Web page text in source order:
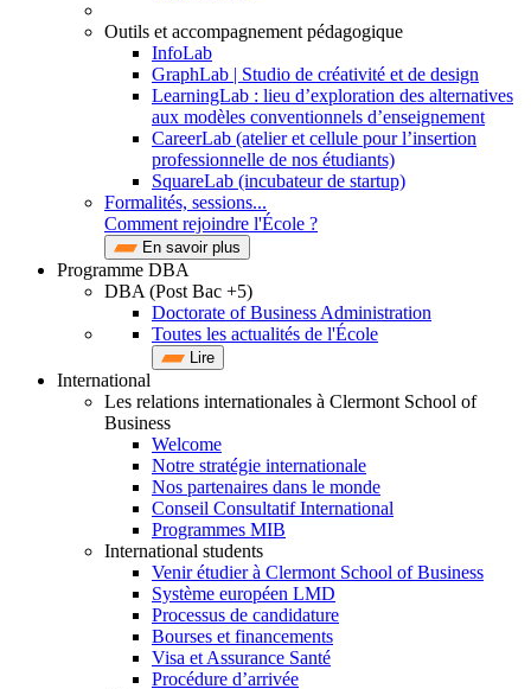
Outils et accompagnement pédagogique
InfoLab
GraphLab | Studio de créativité et de design
LearningLab : lieu d’exploration des alternatives
aux modèles conventionnels d’enseignement
CareerLab (atelier et cellule pour l’insertion
professionnelle de nos étudiants)
SquareLab (incubateur de startup)
Formalités, sessions...
Comment rejoindre l'École ?
En savoir plus
Programme DBA
DBA (Post Bac +5)
Doctorate of Business Administration
Toutes les actualités de l'École
Lire
International
Les relations internationales à Clermont School of
Business
Welcome
Notre stratégie internationale
Nos partenaires dans le monde
Conseil Consultatif International
Programmes MIB
International students
Venir étudier à Clermont School of Business
Système européen LMD
Processus de candidature
Bourses et financements
Visa et Assurance Santé
Procédure d’arrivée